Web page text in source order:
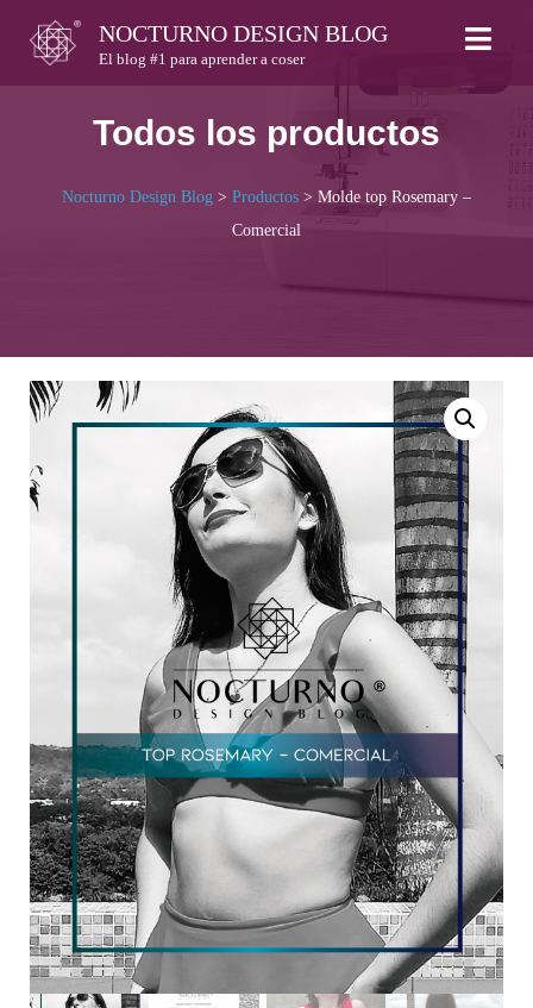
content
NOCTURNO DESIGN BLOG
El blog #1 para aprender a coser
Todos los productos
Nocturno Design Blog > Productos > Molde top Rosemary –
Comercial